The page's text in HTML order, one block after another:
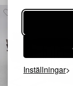
Inställningar